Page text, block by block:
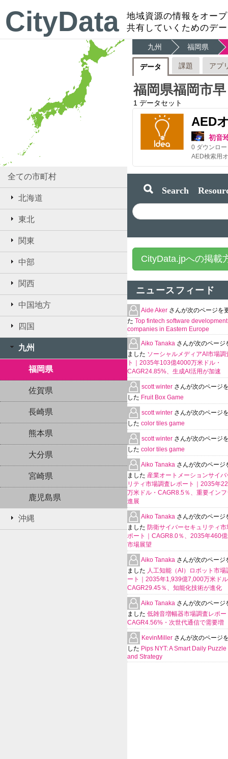
CityData
地域資源の情報をオー
共有していくためのデ
全ての市町村
北海道
東北
関東
中部
関西
中国地方
四国
九州
福岡県
佐賀県
長崎県
熊本県
大分県
宮崎県
鹿児島県
沖縄
九州 福岡県
データ 課題 アプ
福岡県福岡市
1 データセット
AED
初音
0 ダウンロ
Search
CityData.jpへの掲載
ニュースフィード
Aide Aker さんが次のページを
た Top fintech software development
companies in Eastern Europe
Aiko Tanaka さんが次のページ
ました ソーシャルメディアAI市場調
ト｜2035年103億4000万米ドル・
CAGR24.85%、生成AI活用が加速
scott winter さんが次のページ
した Fruit Box Game
scott winter さんが次のページ
した color tiles game
scott winter さんが次のページ
した color tiles game
Aiko Tanaka さんが次のページ
ました 産業オートメーションサイ
リティ市場調査レポート｜2035年
万米ドル・CAGR8.5％、重要イン
進展
Aiko Tanaka さんが次のページ
ました 防衛サイバーセキュリティ
ポート｜CAGR8.0％、2035年460
市場展望
Aiko Tanaka さんが次のページ
ました 人工知能（AI）ロボット市場
ート｜2035年1,939億7,000万米ド
CAGR29.45％、知能化技術が進化
Aiko Tanaka さんが次のページ
ました 低雑音増幅器市場調査レポー
CAGR4.56%・次世代通信で需要増
KevinMiller さんが次のページ
した Pips NYT: A Smart Daily
and Strategy